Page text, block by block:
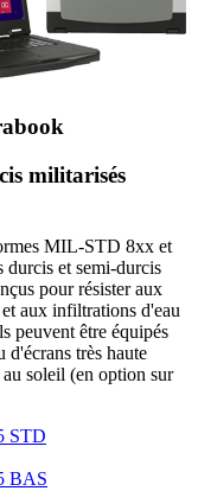
militarisés
MIL-STD 8xx et
durcis et semi-durcis
pour résister aux
aux infiltrations d'eau
peuvent être équipés
d'écrans très haute
soleil (en option sur
STD
BAS